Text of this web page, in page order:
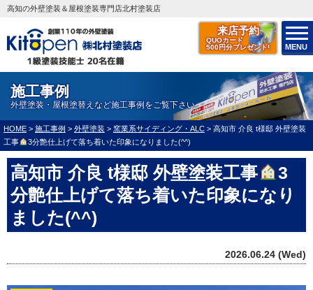
来店予約
QUOカード
500円分プレゼント!
MENU
高知の外壁塗装＆屋根塗装専門店北村塗装店
施工事例
外壁塗装・屋根塗替えなど施工事例をご覧下さい
HOME > 施工事例 > 外壁塗装 > 窯業系サイディング・ALC > 高知市 介良 t様邸 外壁塗装
工事
3分艶仕上げて落ち着いた印象になりました(^^)
高知市 介良 t様邸 外壁塗装工事
3
分艶仕上げて落ち着いた印象になり
ました(^^)
2026.06.24 (Wed)